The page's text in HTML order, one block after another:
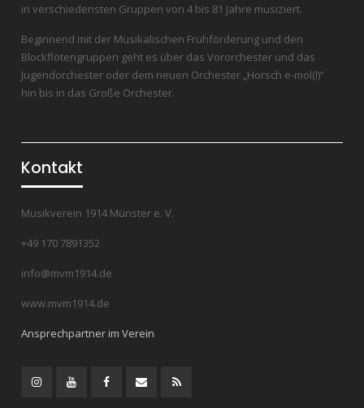
in verschiedensten Gruppen von 4 bis 81 Jahre musiziert.
Beginnend mit der Musikalischen Frühförderung und den
Blockflötengruppen geht es über das Vororchester und das
Jugendorchester oder dem neuen Orchester „Horsch e-mol(l)“
hin bis in das Große Orchester.
Kontakt
Musikverein 1914 Münster e. V.
+49 170 7891352
info@mvm1914.de
www.mvm1914.de
Ansprechpartner im Verein